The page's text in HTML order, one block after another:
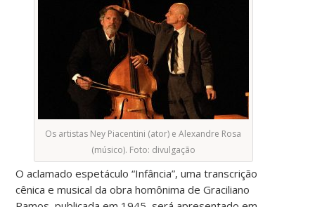
Os artistas Ney Piacentini (ator) e Alexandre Rosa
(músico). Foto: divulgação
O aclamado espetáculo “Infância”, uma transcrição
cênica e musical da obra homônima de Graciliano